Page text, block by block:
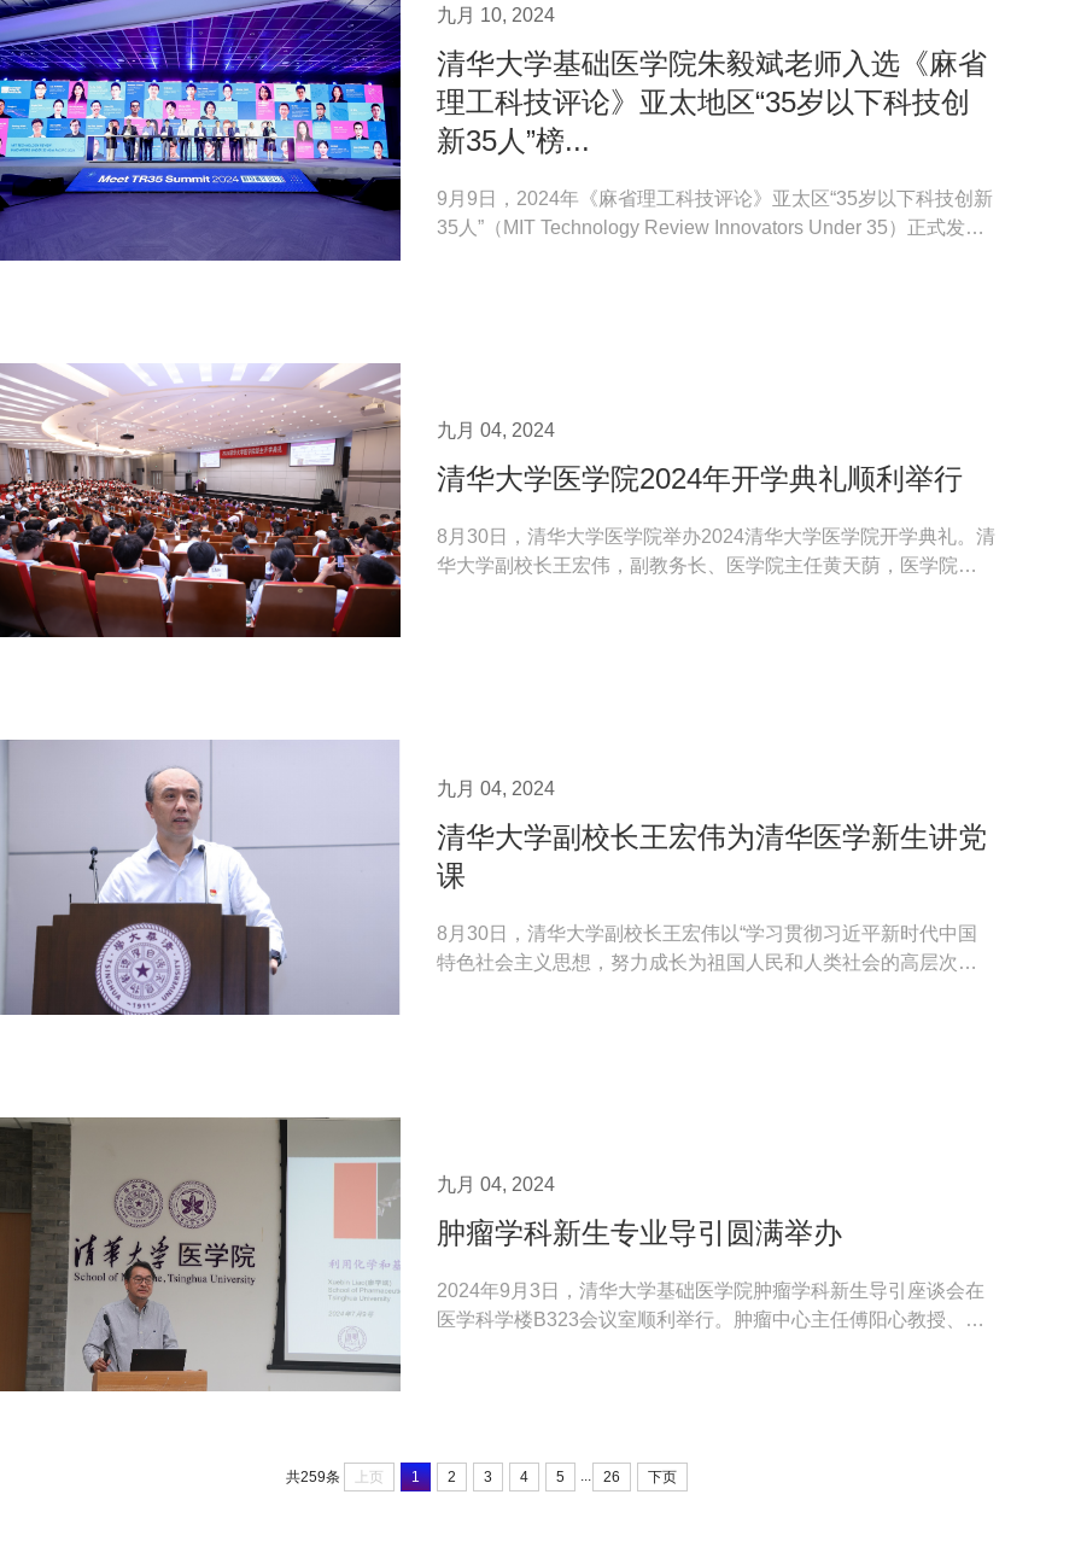
九月 10, 2024
清华大学基础医学院朱毅斌老师入选《麻省
理工科技评论》亚太地区“35岁以下科技创
新35人”榜...
9月9日，2024年《麻省理工科技评论》亚太区“35岁以下科技创新
35人”（MIT Technology Review Innovators Under 35）正式发
九月 04, 2024
清华大学医学院2024年开学典礼顺利举行
8月30日，清华大学医学院举办2024清华大学医学院开学典礼。清
华大学副校长王宏伟，副教务长、医学院主任黄天荫，医学院下
九月 04, 2024
清华大学副校长王宏伟为清华医学新生讲党
课
8月30日，清华大学副校长王宏伟以“学习贯彻习近平新时代中国
特色社会主义思想，努力成长为祖国人民和人类社会的高层次人
九月 04, 2024
肿瘤学科新生专业导引圆满举办
2024年9月3日，清华大学基础医学院肿瘤学科新生导引座谈会在
医学科学楼B323会议室顺利举行。肿瘤中心主任傅阳心教授、陈
共259条 上页 1 2 3 4 5 ... 26 下页